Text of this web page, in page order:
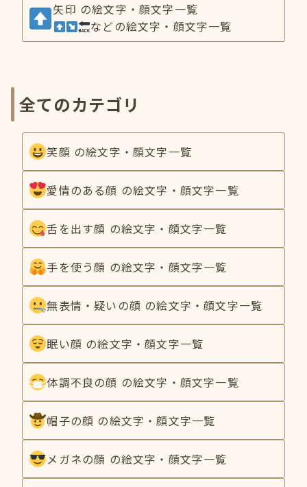
矢印 の絵文字・顔文字一覧
などの絵文字・顔文字一覧
全てのカテゴリ
笑顔 の絵文字・顔文字一覧
愛情のある顔 の絵文字・顔文字一覧
舌を出す顔 の絵文字・顔文字一覧
手を使う顔 の絵文字・顔文字一覧
無表情・疑いの顔 の絵文字・顔文字一覧
眠い顔 の絵文字・顔文字一覧
体調不良の顔 の絵文字・顔文字一覧
帽子の顔 の絵文字・顔文字一覧
メガネの顔 の絵文字・顔文字一覧